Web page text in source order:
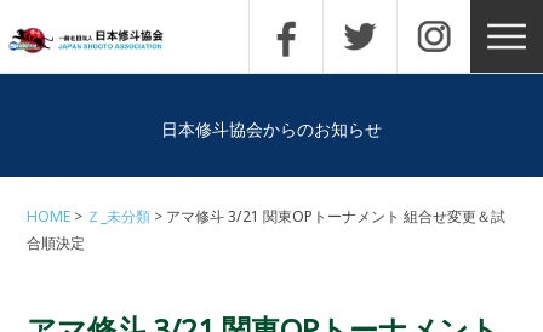
日本修斗協会からのお知らせ
HOME Ｚ_未分類
アマ修斗 3/21 関東OPトーナメント 組合せ変更＆試
合順決定